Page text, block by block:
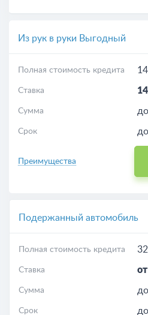
Из рук в руки Выгодный
Полная стоимость кредита
Ставка
Сумма
Срок
Преимущества
Подержанный автомобиль
Полная стоимость кредита
Ставка
Сумма
Срок